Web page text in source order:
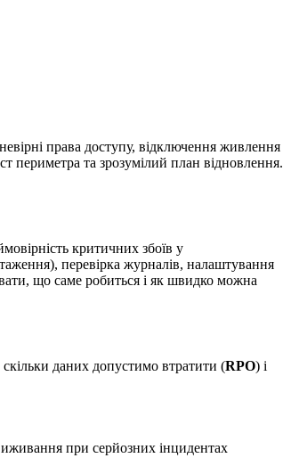
права доступу, відключення живлення
периметра та зрозумілий план відновлення.
критичних збоїв у
перевірка журналів, налаштування
що саме робиться і як швидко можна
даних допустимо втратити (RPO) і
при серйозних інцидентах